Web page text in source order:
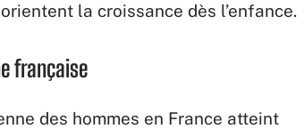
la croissance dès l’enfance.
française
des hommes en France atteint